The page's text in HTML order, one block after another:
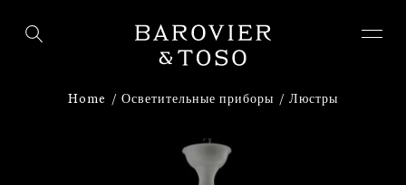
Home Осветительные приборы Люстры
ВОЙТИ